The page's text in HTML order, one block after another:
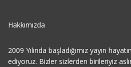
Hakkımızda
2009 Yılında başladığımız yayın
ediyoruz. Bizler sizlerden birileriyiz